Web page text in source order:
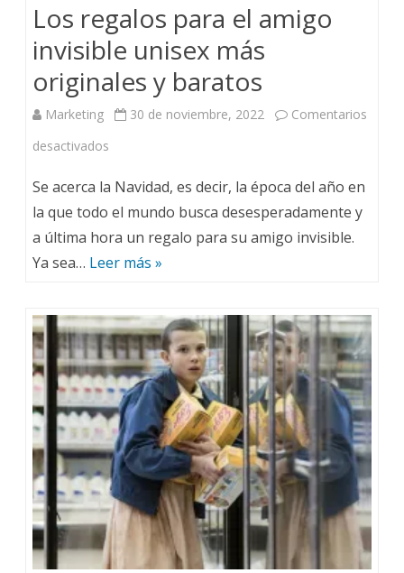
Los regalos para el amigo
invisible unisex más
originales y baratos
Marketing 30 de noviembre, 2022
Comentarios
desactivados
Se acerca la Navidad, es decir, la época del año en
la que todo el mundo busca desesperadamente y
a última hora un regalo para su amigo invisible.
Ya sea… Leer más »